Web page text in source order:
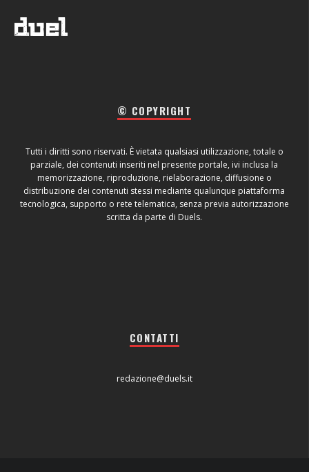
© COPYRIGHT
Tutti i diritti sono riservati. È vietata qualsiasi utilizzazione, totale o
parziale, dei contenuti inseriti nel presente portale, ivi inclusa la
memorizzazione, riproduzione, rielaborazione, diffusione o
distribuzione dei contenuti stessi mediante qualunque piattaforma
tecnologica, supporto o rete telematica, senza previa autorizzazione
scritta da parte di Duels.
CONTATTI
redazione@duels.it